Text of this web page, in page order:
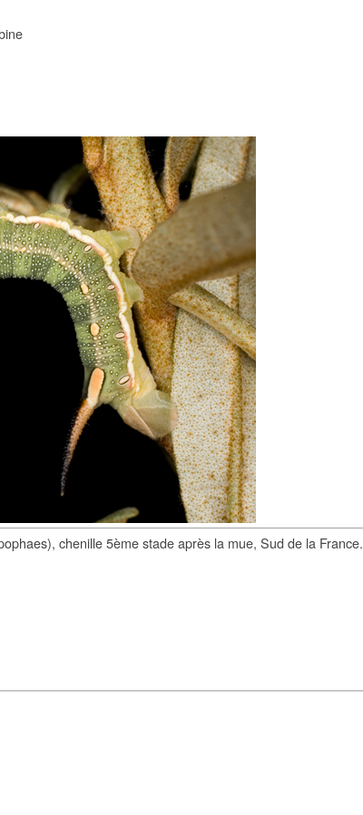
chenille 5ème stade après la mue, Sud de la France.